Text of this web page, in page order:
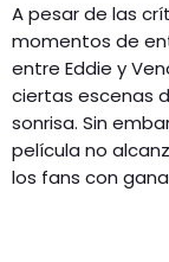
A pesar de las
momentos de
entre Eddie y
ciertas escenas
sonrisa. Sin
película no
los fans con